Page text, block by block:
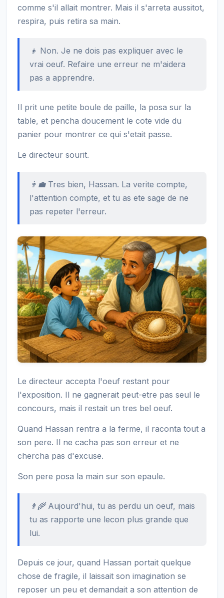
comme s'il allait montrer. Mais il s'arreta aussitot,
respira, puis retira sa main.
👦 Non. Je ne dois pas expliquer avec le
vrai oeuf. Refaire une erreur ne m'aidera
pas a apprendre.
Il prit une petite boule de paille, la posa sur la
table, et pencha doucement le cote vide du
panier pour montrer ce qui s'etait passe.
Le directeur sourit.
👨‍💼 Tres bien, Hassan. La verite compte,
l'attention compte, et tu as ete sage de ne
pas repeter l'erreur.
Le directeur accepta l'oeuf restant pour
l'exposition. Il ne gagnerait peut-etre pas seul le
concours, mais il restait un tres bel oeuf.
Quand Hassan rentra a la ferme, il raconta tout a
son pere. Il ne cacha pas son erreur et ne
chercha pas d'excuse.
Son pere posa la main sur son epaule.
👨‍🌾 Aujourd'hui, tu as perdu un oeuf, mais
tu as rapporte une lecon plus grande que
lui.
Depuis ce jour, quand Hassan portait quelque
chose de fragile, il laissait son imagination se
reposer un peu et demandait a son attention de